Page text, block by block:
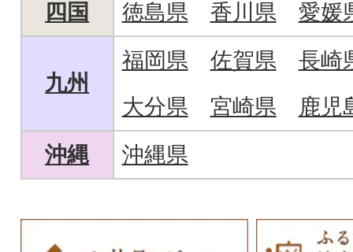
四国 徳島県 香川県 愛媛
九州
福岡県 佐賀県
長崎
大分県
宮崎県
鹿児
沖縄
沖縄県